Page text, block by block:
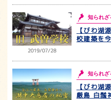
2019/07/28
知られざ
【びわ湖
校建築を
知られざ
【びわ湖
厳島 白鬚